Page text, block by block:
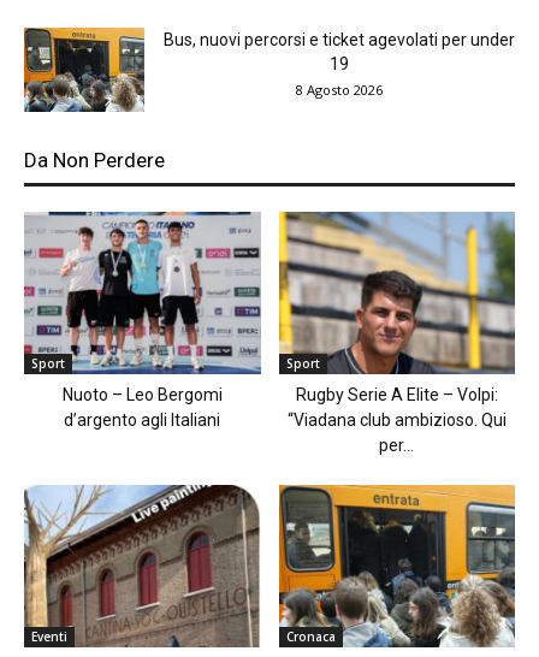
Bus, nuovi percorsi e ticket agevolati per under
19
8 Agosto 2026
Da Non Perdere
Sport
Nuoto – Leo Bergomi
d’argento agli Italiani
Sport
Rugby Serie A Elite – Volpi:
“Viadana club ambizioso. Qui
per...
Eventi Cronaca